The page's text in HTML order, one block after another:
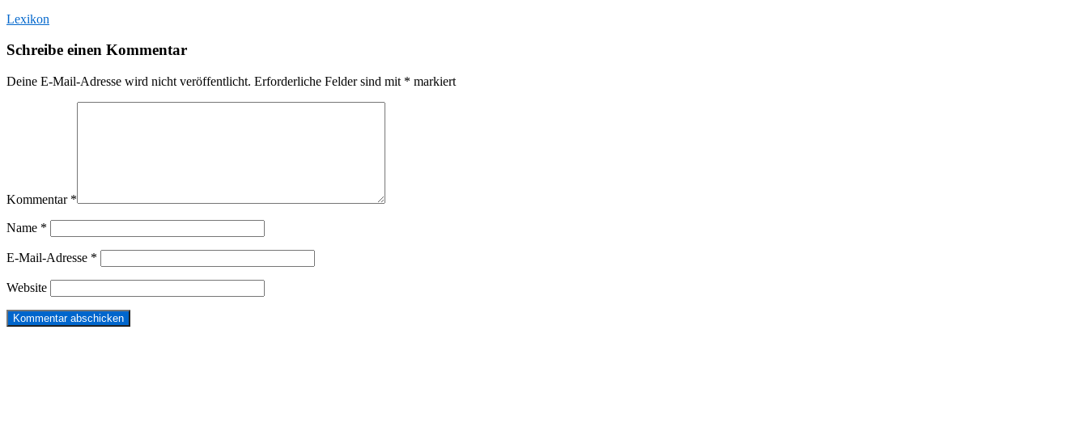
Lexikon
Schreibe einen Kommentar
Deine E-Mail-Adresse wird nicht veröffentlicht. Erforderliche Felder sind mit * markiert
Kommentar *
Name *
E-Mail-Adresse *
Website